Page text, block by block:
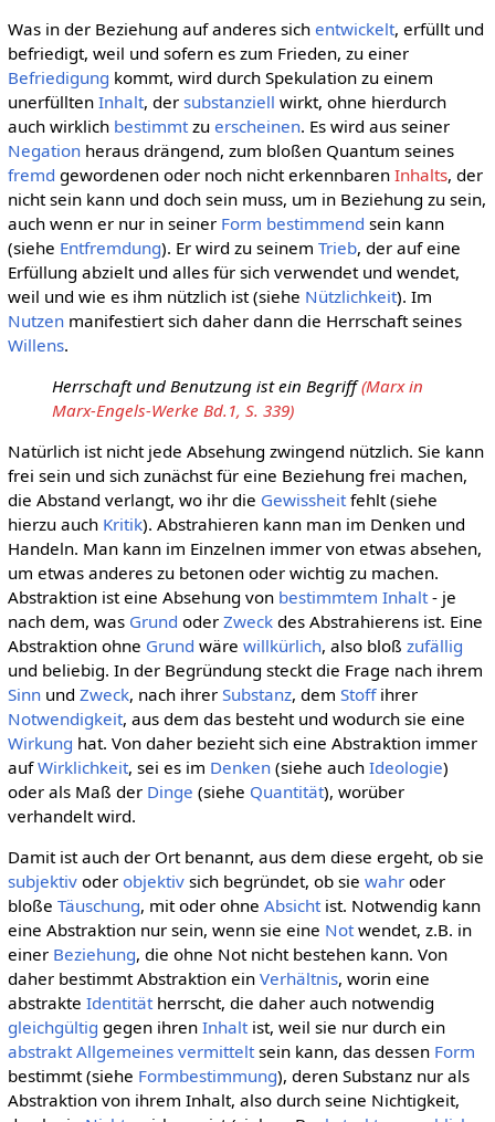
Was in der Beziehung auf anderes sich entwickelt, erfüllt und
befriedigt, weil und sofern es zum Frieden, zu einer
Befriedigung kommt, wird durch Spekulation zu einem
unerfüllten Inhalt, der substanziell wirkt, ohne hierdurch
auch wirklich bestimmtzu erscheinen. Es wird aus seiner
Negationheraus drängend, zum bloßen Quantum seines
fremd gewordenen oder noch nicht erkennbaren Inhalts, der
nicht sein kann und doch sein muss, um in Beziehung zu sein,
auch wenn er nur in seiner Form bestimmend sein kann
(siehe Entfremdung). Er wird zu seinem Trieb, der auf eine
Erfüllung abzielt und alles für sich verwendet und wendet,
weil und wie es ihm nützlich ist (siehe Nützlichkeit). Im
Nutzenmanifestiert sich daher dann die Herrschaft seines
Willens.
Herrschaft und Benutzung ist ein Begriff(Marx in
Marx-Engels-Werke Bd.1, S. 339)
Natürlich ist nicht jede Absehung zwingend nützlich. Sie kann
frei sein und sich zunächst für eine Beziehung frei machen,
die Abstand verlangt, wo ihr die Gewissheitfehlt (siehe
hierzu auch Kritik). Abstrahieren kann man im Denken und
Handeln. Man kann im Einzelnen immer von etwas absehen,
um etwas anderes zu betonen oder wichtig zu machen.
Abstraktion ist eine Absehung von bestimmtem Inhalt- je
nach dem, was Grund oder Zweckdes Abstrahierens ist. Eine
Abstraktion ohne Grund wäre willkürlich, also bloß zufällig
und beliebig. In der Begründung steckt die Frage nach ihrem
Sinnund Zweck, nach ihrer Substanz, dem Stoffihrer
Notwendigkeit, aus dem das besteht und wodurch sie eine
Wirkung hat. Von daher bezieht sich eine Abstraktion immer
aufWirklichkeit, sei es im Denken(siehe auch Ideologie)
oder als Maß der Dinge (siehe Quantität), worüber
verhandelt wird.
Damit ist auch der Ort benannt, aus dem diese ergeht, ob sie
subjektivoder objektivsich begründet, ob sie wahroder
bloße Täuschung, mit oder ohne Absichtist. Notwendig kann
eine Abstraktion nur sein, wenn sie eine Notwendet, z.B. in
einer Beziehung, die ohne Not nicht bestehen kann. Von
daher bestimmt Abstraktion ein Verhältnis, worin eine
abstrakte Identitätherrscht, die daher auch notwendig
gleichgültig gegen ihren Inhaltist, weil sie nur durch ein
abstrakt Allgemeines vermitteltsein kann, das dessen Form
bestimmt (siehe Formbestimmung), deren Substanz nur als
Abstraktion von ihrem Inhalt, also durch seine Nichtigkeit,